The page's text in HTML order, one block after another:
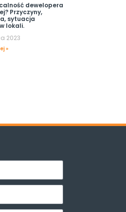
dewelopera
Przyczyny,
sytuacja
lokali.
2023
»